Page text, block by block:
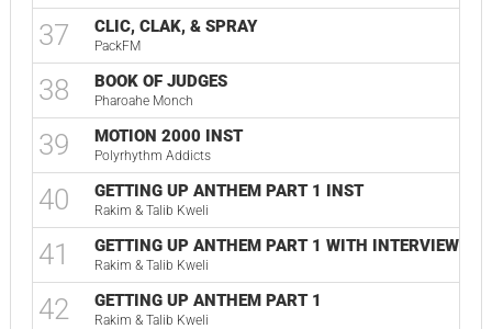
37 CLIC, CLAK, & SPRAY
PackFM
38 BOOK OF JUDGES
Pharoahe Monch
39 MOTION 2000 INST
Polyrhythm Addicts
40 GETTING UP ANTHEM PART 1 INST
Rakim & Talib Kweli
41 GETTING UP ANTHEM PART 1 WITH INTERVIEWS
Rakim & Talib Kweli
42 GETTING UP ANTHEM PART 1
Rakim & Talib Kweli